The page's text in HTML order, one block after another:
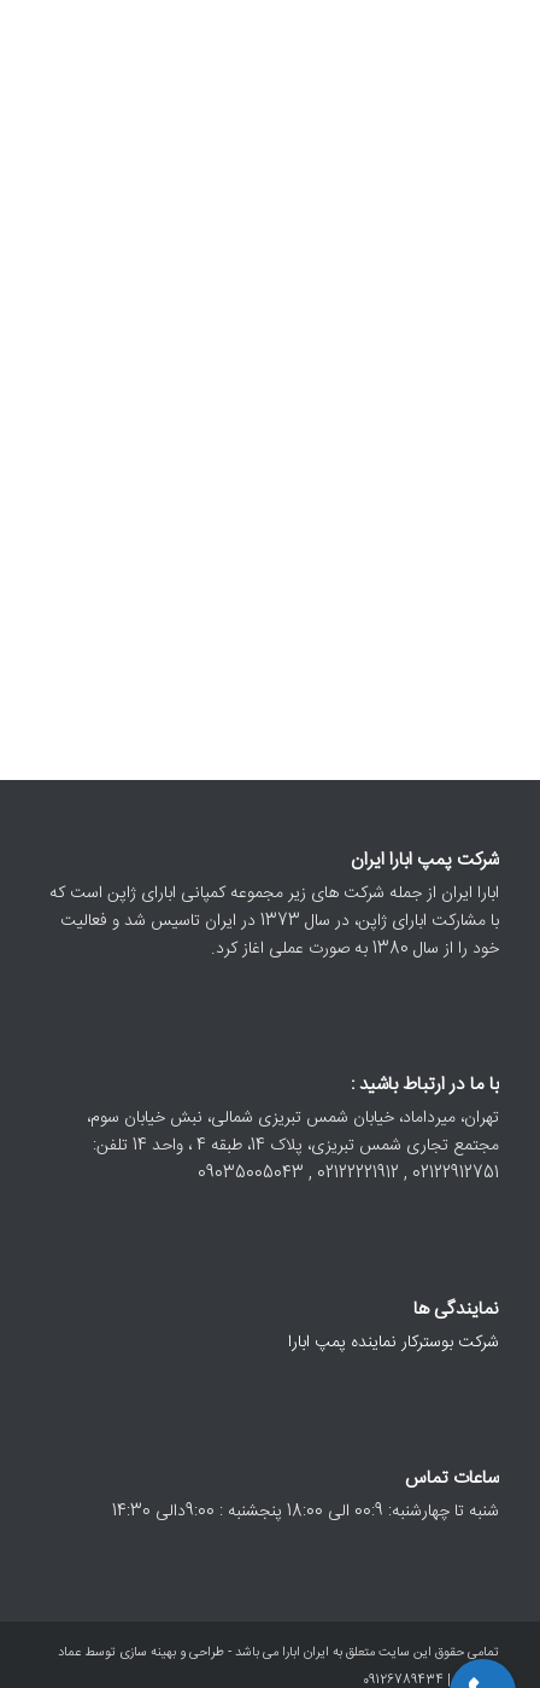
شرکت پمپ ابارا ایران
ابارا ایران از جمله شرکت های زیر مجموعه کمپانی ابارای ژاپن است که
با مشارکت ابارای ژاپن، در سال 1373 در ایران تاسیس شد و فعالیت
خود را از سال 1380 به صورت عملی اغاز کرد.
با ما در ارتباط باشید :
تهران، میرداماد، خیابان شمس تبریزی شمالی، نبش خیابان سوم،
مجتمع تجاری شمس تبریزی، پلاک 14، طبقه 4 ، واحد 14 تلفن:
02122912751 , 02122221912 , 09035005043
نمایندگی ها
شرکت بوسترکار نماینده پمپ ابارا
ساعات تماس
شنبه تا چهارشنبه: 00:9 الی 18:00 پنجشنبه : 9:00دالی 14:30
تمامی حقوق این سایت متعلق به ایران ابارا می باشد - طراحی و بهینه سازی توسط عماد
معصومی | 09126789434